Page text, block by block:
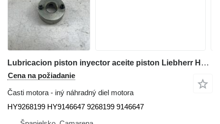
Lubricacion piston inyector aceite piston Liebherr HY9268199 HY9146647 na autožeriava Liebherr Ltm cranes
Cena na požiadanie
Časti motora - iný náhradný diel motora
HY9268199 HY9146647 9268199 9146647